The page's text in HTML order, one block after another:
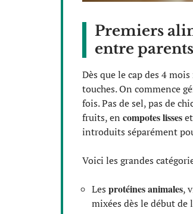
Premiers
entre parents
Dès que le cap des 4
touches. On commence
fois. Pas de sel, pas de
fruits, en compotes lisses
introduits séparément
Voici les grandes
Les protéines animales,
mixées dès le début